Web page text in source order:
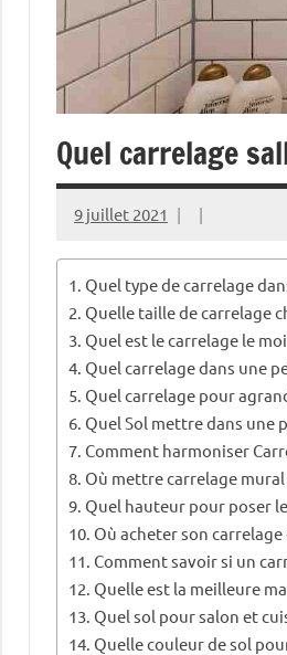
Quel carrelage
9 juillet 2021
Quel type de carrelage
Quelle taille de carrelage
Quel est le carrelage le
Quel carrelage dans une
Quel carrelage pour
Quel Sol mettre dans une
Comment harmoniser
Où mettre carrelage mural
Quel hauteur pour poser
Où acheter son carrelage
Comment savoir si un
Quelle est la meilleure
Quel sol pour salon et
Quelle couleur de sol